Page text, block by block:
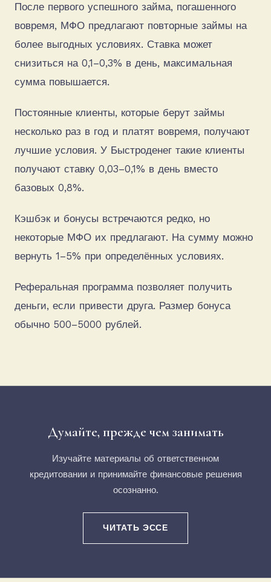
После первого успешного займа, погашенного
вовремя, МФО предлагают повторные займы на
более выгодных условиях. Ставка может
снизиться на 0,1–0,3% в день, максимальная
сумма повышается.
Постоянные клиенты, которые берут займы
несколько раз в год и платят вовремя, получают
лучшие условия. У Быстроденег такие клиенты
получают ставку 0,03–0,1% в день вместо
базовых 0,8%.
Кэшбэк и бонусы встречаются редко, но
некоторые МФО их предлагают. На сумму можно
вернуть 1–5% при определённых условиях.
Реферальная программа позволяет получить
деньги, если привести друга. Размер бонуса
обычно 500–5000 рублей.
Думайте, прежде чем занимать
Изучайте материалы об ответственном
кредитовании и принимайте финансовые решения
осознанно.
ЧИТАТЬ ЭССЕ